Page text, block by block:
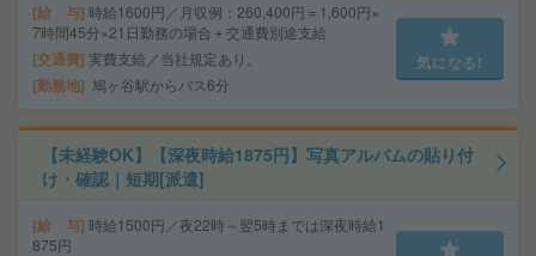
給 与 時給1600円／月収例：260,400円＝1,600円×
7時間45分×21日勤務の場合＋交通費別途支給
交通費 実費支給／当社規定あり。
勤務地 鳩ヶ谷駅からバス6分
気になる!
【未経験OK】【深夜時給1875円】写真アルバムの貼り付
け・確認｜短期[派遣]
給 与 時給1500円／夜22時～翌5時までは深夜時給1
875円